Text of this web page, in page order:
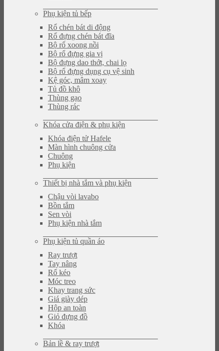
Phụ kiện tủ bếp
Rổ chén bát di động
Rổ đựng chén bát đĩa
Bộ rổ xoong nồi
Bộ rổ đựng gia vị
Bộ đựng dao thớt, chai lọ
Bộ rổ đựng dụng cụ vệ sinh
Kệ góc, mâm xoay
Tủ đồ khô
Thùng gạo
Thùng rác
Khóa cửa điện & phụ kiện
Khóa điện tử Hafele
Màn hình chuông cửa
Chuông
Phụ kiện
Thiết bị nhà tắm và phụ kiện
Chậu vòi lavabo
Bồn tắm
Sen vòi
Phụ kiện nhà tắm
Phụ kiện tủ quần áo
Ray trượt
Tay nâng
Rổ kéo
Móc treo
Khay trang sức
Giá giày dép
Hộp an toàn
Giỏ đựng đồ
Khóa
Bản lề & ray trượt